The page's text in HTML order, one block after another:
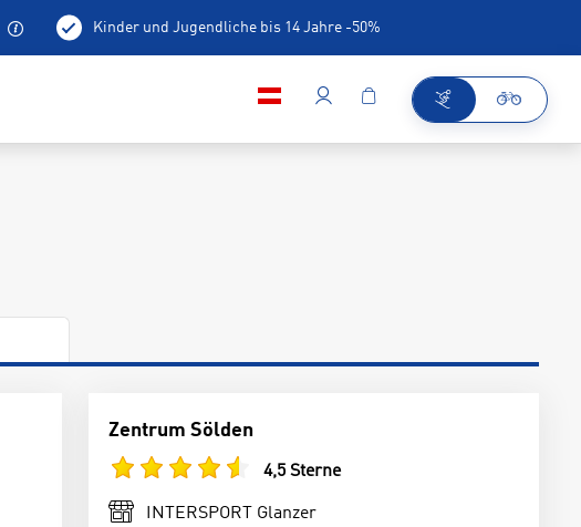
Kinder und Jugendliche bis 14 Jahre -50%
Zentrum Sölden
4,5 Sterne
INTERSPORT Glanzer